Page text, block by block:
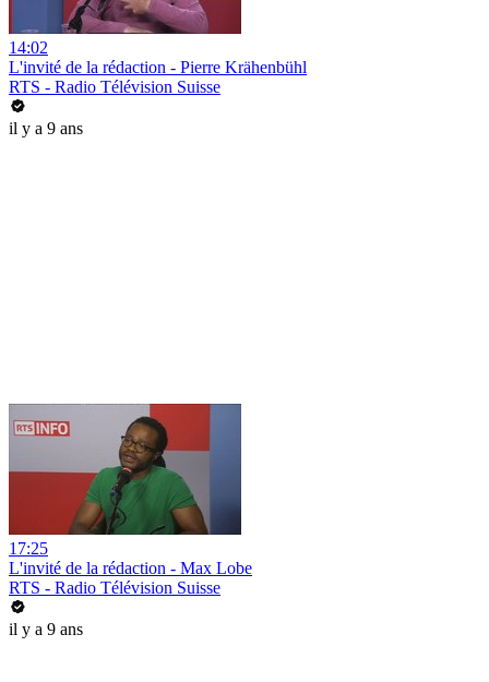
14:02
L'invité de la rédaction - Pierre Krähenbühl
RTS - Radio Télévision Suisse
il y a 9 ans
17:25
L'invité de la rédaction - Max Lobe
RTS - Radio Télévision Suisse
il y a 9 ans